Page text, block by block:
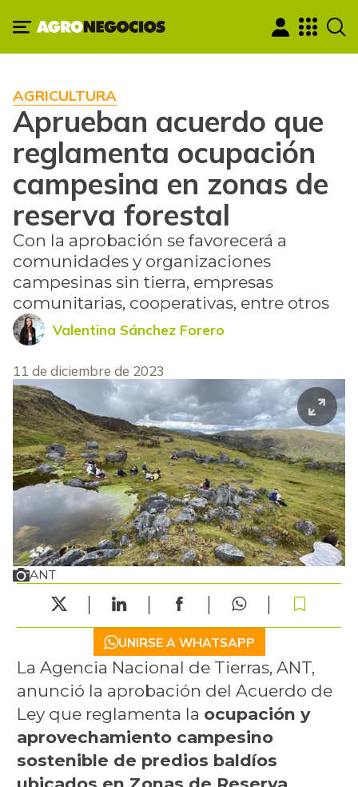
AGRICULTURA
Aprueban acuerdo que
reglamenta ocupación
campesina en zonas de
reserva forestal
Con la aprobación se favorecerá a
comunidades y organizaciones
campesinas sin tierra, empresas
comunitarias, cooperativas, entre otros
Valentina Sánchez Forero
11 de diciembre de 2023
ANT
UNIRSE A WHATSAPP
La Agencia Nacional de Tierras, ANT,
anunció la aprobación del Acuerdo de
Ley que reglamenta la ocupación y
aprovechamiento campesino
sostenible de predios baldíos